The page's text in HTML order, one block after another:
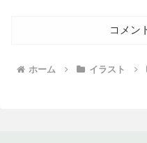
コメン
ホーム イラスト